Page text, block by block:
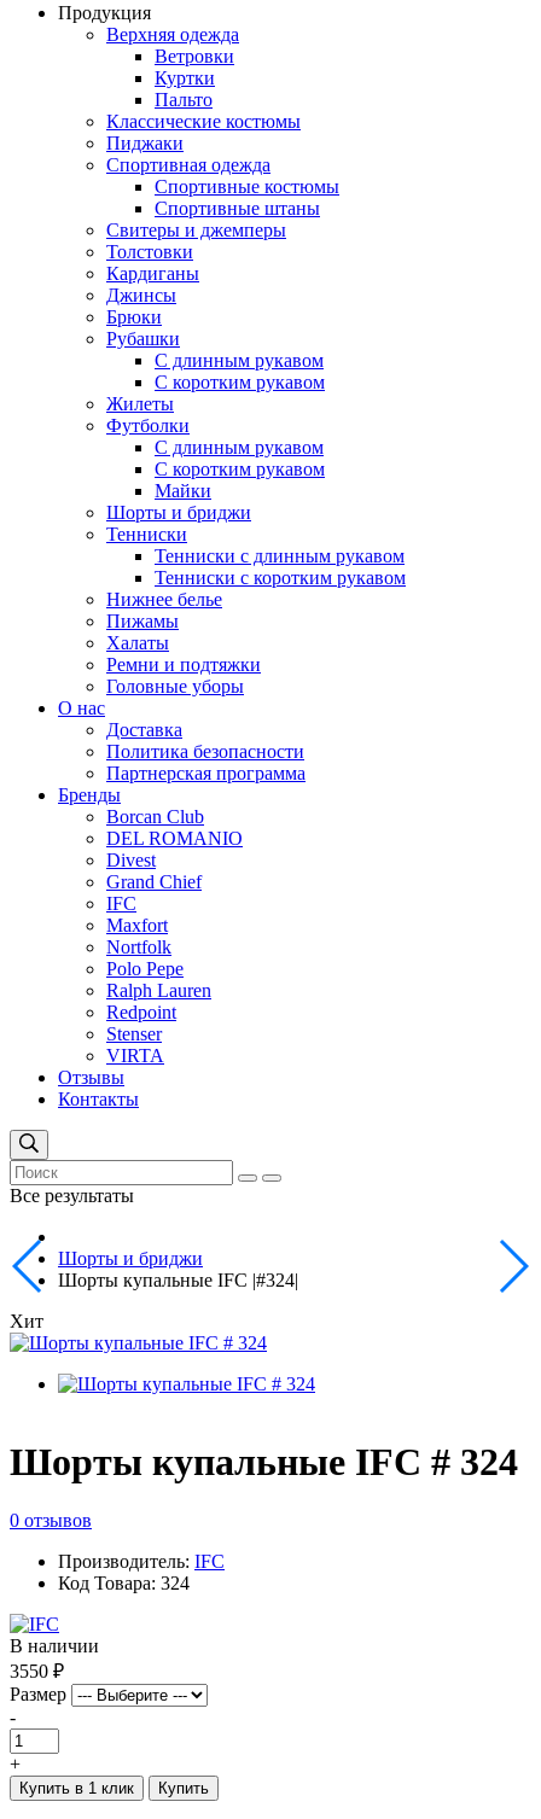
Продукция
Верхняя одежда
Ветровки
Куртки
Пальто
Классические костюмы
Пиджаки
Спортивная одежда
Спортивные костюмы
Спортивные штаны
Свитеры и джемперы
Толстовки
Кардиганы
Джинсы
Брюки
Рубашки
С длинным рукавом
С коротким рукавом
Жилеты
Футболки
С длинным рукавом
С коротким рукавом
Майки
Шорты и бриджи
Тенниски
Тенниски с длинным рукавом
Тенниски с коротким рукавом
Нижнее белье
Пижамы
Халаты
Ремни и подтяжки
Головные уборы
О нас
Доставка
Политика безопасности
Партнерская программа
Бренды
Borcan Club
DEL ROMANIO
Divest
Grand Chief
IFC
Maxfort
Nortfolk
Polo Pepe
Ralph Lauren
Redpoint
Stenser
VIRTA
Отзывы
Контакты
Все результаты
Шорты и бриджи
Шорты купальные IFC |#324|
Хит
Шорты купальные IFC # 324
0 отзывов
Производитель: IFC
Код Товара: 324
В наличии
3550 ₽
Размер
-
+
Купить в 1 клик Купить